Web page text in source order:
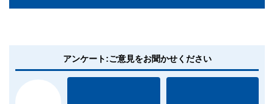
アンケート:ご意見をお聞かせください